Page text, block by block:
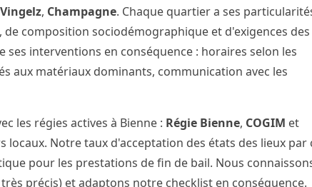
Vingelz, Champagne. Chaque quartier a ses
composition sociodémographique et d'exigences des
interventions en conséquence : horaires selon les
aux matériaux dominants, communication avec les
les régies actives à Bienne : Régie Bienne, COGIM et
Notre taux d'acceptation des états des lieux par
pour les prestations de fin de bail. Nous
précis) et adaptons notre checklist en conséquence.